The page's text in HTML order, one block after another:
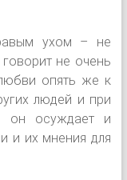
ухом – не
не очень
опять же к
людей и при
он осуждает и
и их мнения для